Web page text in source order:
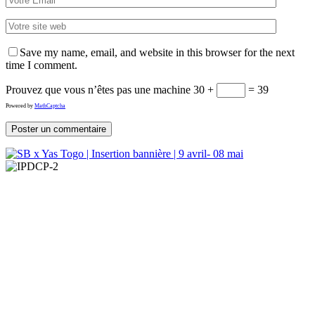
Save my name, email, and website in this browser for the next
time I comment.
Prouvez que vous n’êtes pas une machine 30 + = 39
Powered by MathCaptcha